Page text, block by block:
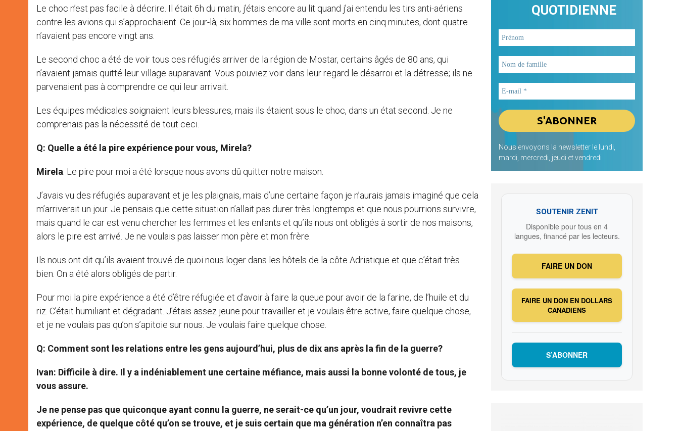
Le choc n’est pas facile à décrire. Il était 6h du matin, j’étais encore au lit quand j’ai entendu les tirs anti-aériens
contre les avions qui s’approchaient. Ce jour-là, six hommes de ma ville sont morts en cinq minutes, dont quatre
n’avaient pas encore vingt ans.
Le second choc a été de voir tous ces réfugiés arriver de la région de Mostar, certains âgés de 80 ans, qui
n’avaient jamais quitté leur village auparavant. Vous pouviez voir dans leur regard le désarroi et la détresse; ils ne
parvenaient pas à comprendre ce qui leur arrivait.
Les équipes médicales soignaient leurs blessures, mais ils étaient sous le choc, dans un état second. Je ne
comprenais pas la nécessité de tout ceci.
Q: Quelle a été la pire expérience pour vous, Mirela?
Mirela: Le pire pour moi a été lorsque nous avons dû quitter notre maison.
J’avais vu des réfugiés auparavant et je les plaignais, mais d’une certaine façon je n’aurais jamais imaginé que cela
m’arriverait un jour. Je pensais que cette situation n’allait pas durer très longtemps et que nous pourrions survivre,
mais quand le car est venu chercher les femmes et les enfants et qu’ils nous ont obligés à sortir de nos maisons,
alors le pire est arrivé. Je ne voulais pas laisser mon père et mon frère.
Ils nous ont dit qu’ils avaient trouvé de quoi nous loger dans les hôtels de la côte Adriatique et que c’était très
bien. On a été alors obligés de partir.
Pour moi la pire expérience a été d’être réfugiée et d’avoir à faire la queue pour avoir de la farine, de l’huile et du
riz. C’était humiliant et dégradant. J’étais assez jeune pour travailler et je voulais être active, faire quelque chose,
et je ne voulais pas qu’on s’apitoie sur nous. Je voulais faire quelque chose.
Q: Comment sont les relations entre les gens aujourd’hui, plus de dix ans après la fin de la guerre?
Ivan: Difficile à dire. Il y a indéniablement une certaine méfiance, mais aussi la bonne volonté de tous, je
vous assure.
Je ne pense pas que quiconque ayant connu la guerre, ne serait-ce qu’un jour, voudrait revivre cette
expérience, de quelque côté qu’on se trouve, et je suis certain que ma génération n’en connaîtra pas
QUOTIDIENNE
Nous envoyons la newsletter le lundi,
mardi, mercredi, jeudi et vendredi
SOUTENIR ZENIT
Disponible pour tous en 4
langues, financé par les lecteurs.
FAIRE UN DON
FAIRE UN DON EN DOLLARS
CANADIENS
S’ABONNER